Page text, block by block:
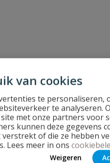
van cookies
te personaliseren,
te analyseren.
met onze partners voor
kunnen deze gegevens
of die ze hebben
Lees meer in ons
Weigeren